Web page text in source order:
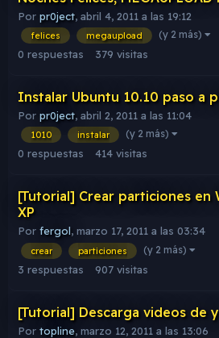
Por pr0ject, abril 4, 2011 a las 19:12
felices megaupload (y 2 más)
0 respuestas 379 visitas
Instalar Ubuntu 10.10 paso a
Por pr0ject, abril 2, 2011 a las 11:04
1010 instalar (y 2 más)
0 respuestas 414 visitas
[Tutorial] Crear particiones en
XP
Por fergol, marzo 17, 2011 a las 03:34
crear particiones (y 2 más)
3 respuestas 907 visitas
[Tutorial] Descarga videos de
Por topline, marzo 12, 2011 a las 13:06